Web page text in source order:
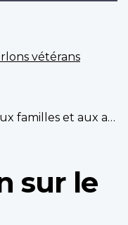
vétérans
aux aidants des vétérans
sur le